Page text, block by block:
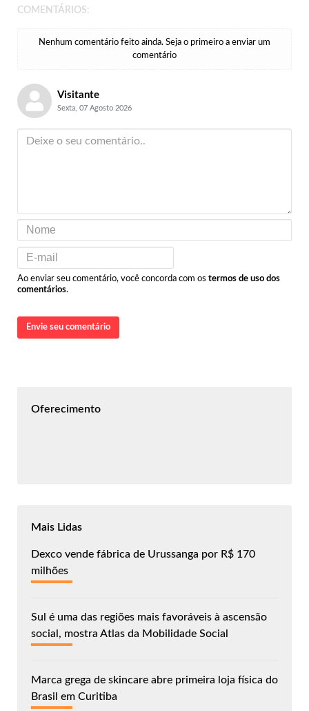
COMENTÁRIOS:
Nenhum comentário feito ainda. Seja o primeiro a enviar um
comentário
Visitante
Sexta, 07 Agosto 2026
Ao enviar seu comentário, você concorda com os termos de uso dos
comentários.
Envie seu comentário
Oferecimento
Mais Lidas
Dexco vende fábrica de Urussanga por R$ 170
milhões
Sul é uma das regiões mais favoráveis à ascensão
social, mostra Atlas da Mobilidade Social
Marca grega de skincare abre primeira loja física do
Brasil em Curitiba